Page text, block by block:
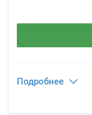
Подробнее